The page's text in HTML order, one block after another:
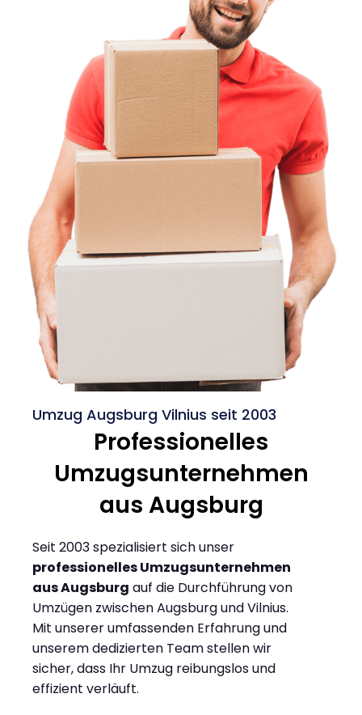
Umzug Augsburg Vilnius seit 2003
Professionelles
Umzugsunternehmen
aus Augsburg
Seit 2003 spezialisiert sich unser
professionelles Umzugsunternehmen
aus Augsburg auf die Durchführung von
Umzügen zwischen Augsburg und Vilnius.
Mit unserer umfassenden Erfahrung und
unserem dedizierten Team stellen wir
sicher, dass Ihr Umzug reibungslos und
effizient verläuft.